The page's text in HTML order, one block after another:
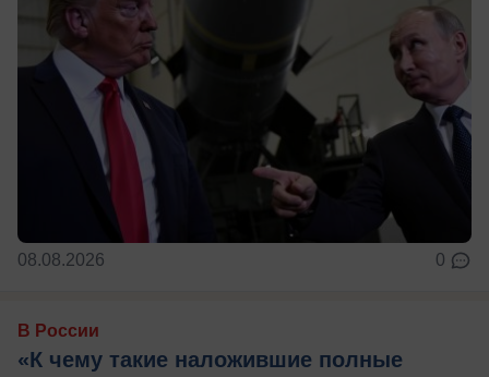
08.08.2026 0
В России
«К чему такие наложившие полные